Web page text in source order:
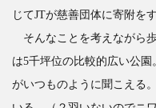
じてJTが慈善団体に寄附を
そんなことを考えながら
は5千坪位の比較的広い公
がいつものように聞こえる